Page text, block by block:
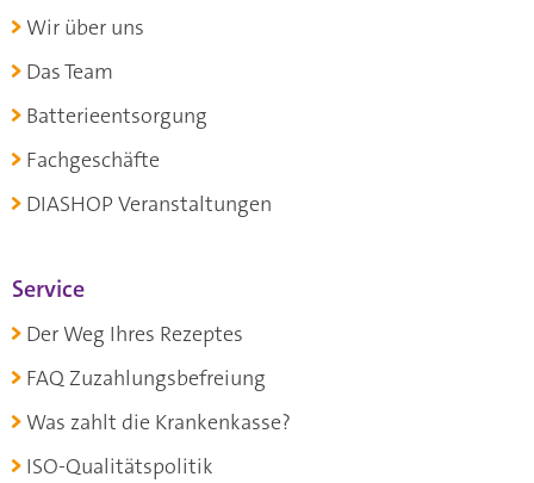
Wir über uns
Das Team
Batterieentsorgung
Fachgeschäfte
DIASHOP Veranstaltungen
Service
Der Weg Ihres Rezeptes
FAQ Zuzahlungsbefreiung
Was zahlt die Krankenkasse?
ISO-Qualitätspolitik